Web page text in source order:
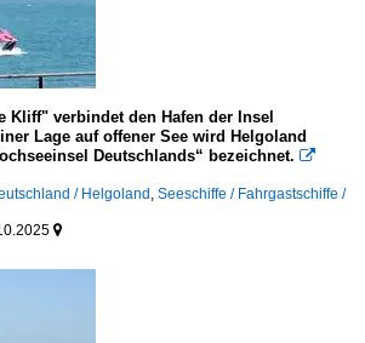
Kliff" verbindet den Hafen der Insel
Lage auf offener See wird Helgoland
Deutschlands“ bezeichnet. 
/ Helgoland Seeschiffe / Fahrgastschiffe /
